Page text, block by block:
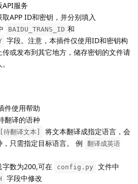
服务
APP ID和密钥，并分别填入
BAIDU_TRANS_ID 和
字段。注意，本插件仅使用ID和密钥构
或发布到其它地方，储存密钥的文件请
件使用帮助
翻译的语种
翻译文本]
将文本翻译成指定语言，会
只需指定目标语言。 例
翻译成英语
字数为200,可在 config.py 文件中
字段中修改